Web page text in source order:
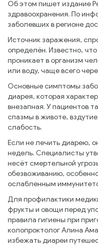
Об этом пишет издание
здравоохранения. По
заболевших в регионе
Источник заражения,
определён. Известно,
проникает в организм
или воду, чаще всего
Основные симптомы
диарея, которая
внезапная. У пациентов
спазмы в животе,
слабость.
Если не лечить диарею,
недель. Специалисты
несёт смертельной
обезвоживанию,
ослабленным
Для профилактики
фрукты и овощи перед
правила гигиены при
колопроктолог Алина
избежать диареи